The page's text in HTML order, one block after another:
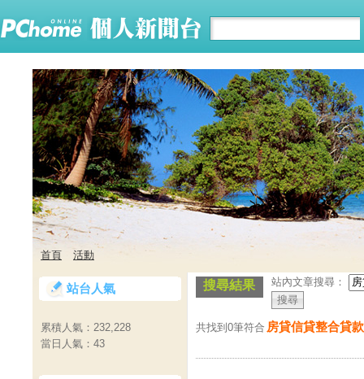
首頁 活動
搜尋結果 站內文章搜尋：
共找到0筆符合 房貸信貸整合貸
站台人氣
累積人氣： 232,228
當日人氣： 43